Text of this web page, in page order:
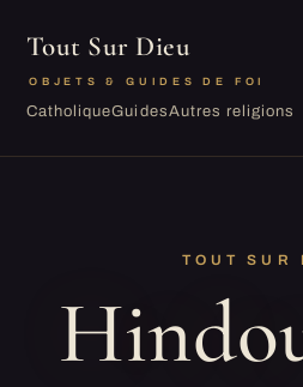
Tout Sur Dieu
OBJETS & GUIDES DE FOI
CatholiqueGuidesAutres religions
TOUT SUR